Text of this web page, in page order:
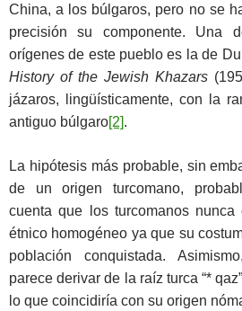
China, a los búlgaros, pero no se
precisión su componente. Una
orígenes de este pueblo es la de
History of the Jewish Khazars
jázaros, lingüísticamente, con la
antiguo búlgaro[2].
La hipótesis más probable, sin
de un origen turcomano,
cuenta que los turcomanos nunca
étnico homogéneo ya que su
población conquistada.
parece derivar de la raíz turca “*
lo que coincidiría con su origen